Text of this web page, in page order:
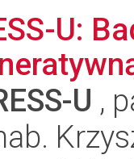
U:
U ,